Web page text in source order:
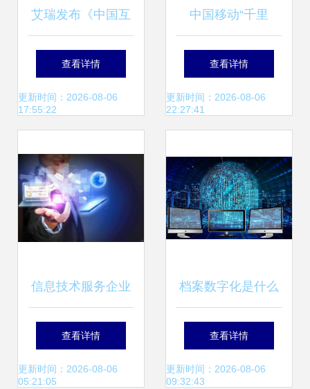
艾瑞发布《中国互
联网通信云厂商出
海》报告 撬动百亿
擎
查看详情
更新时间：2026-08-06
17:55:22
中国移动“千里
眼”助力三河市“明
厨亮灶”建设，共筑
查看详情
更新时间：2026-08-06
22:27:41
信息技术服务企业
这3大做法，可有
效提升创新能力！
查看详情
更新时间：2026-08-06
05:21:05
档案数字化是什么
意思，作用有哪些
| 互联网信息技术
查看详情
更新时间：2026-08-06
09:32:43